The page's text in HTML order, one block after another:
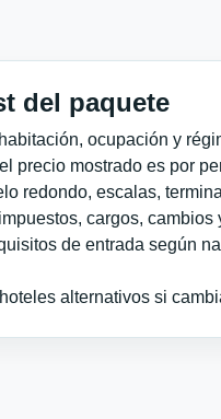
del paquete
ocupación y
precio mostrado es por
redondo, escalas,
cargos, cambios
de entrada según
alternativos si